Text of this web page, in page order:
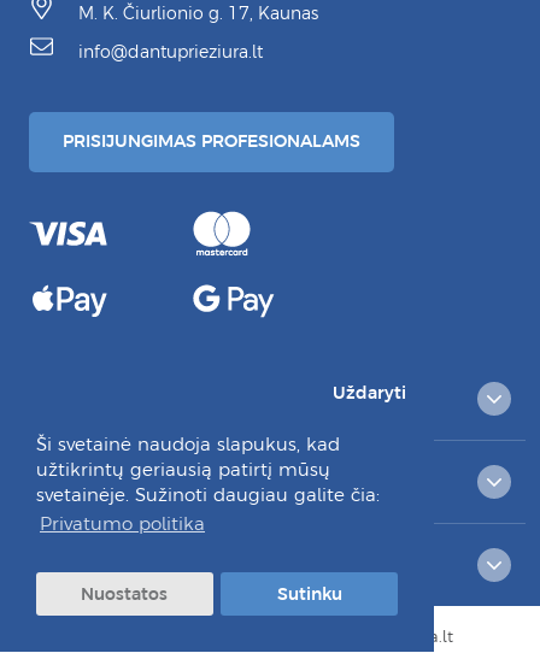
Ši svetainė naudoja slapukus, kad
užtikrintų geriausią patirtį mūsų
svetainėje. Sužinoti daugiau galite čia:
Privatumo politika
Uždaryti
Nuostatos Sutinku
M. K. Čiurlionio g. 17, Kaunas
info@dantuprieziura.lt
PRISIJUNGIMAS PROFESIONALAMS
KLIENTAMS
© Visos teisės saugomos 2026 dantuprieziura.lt